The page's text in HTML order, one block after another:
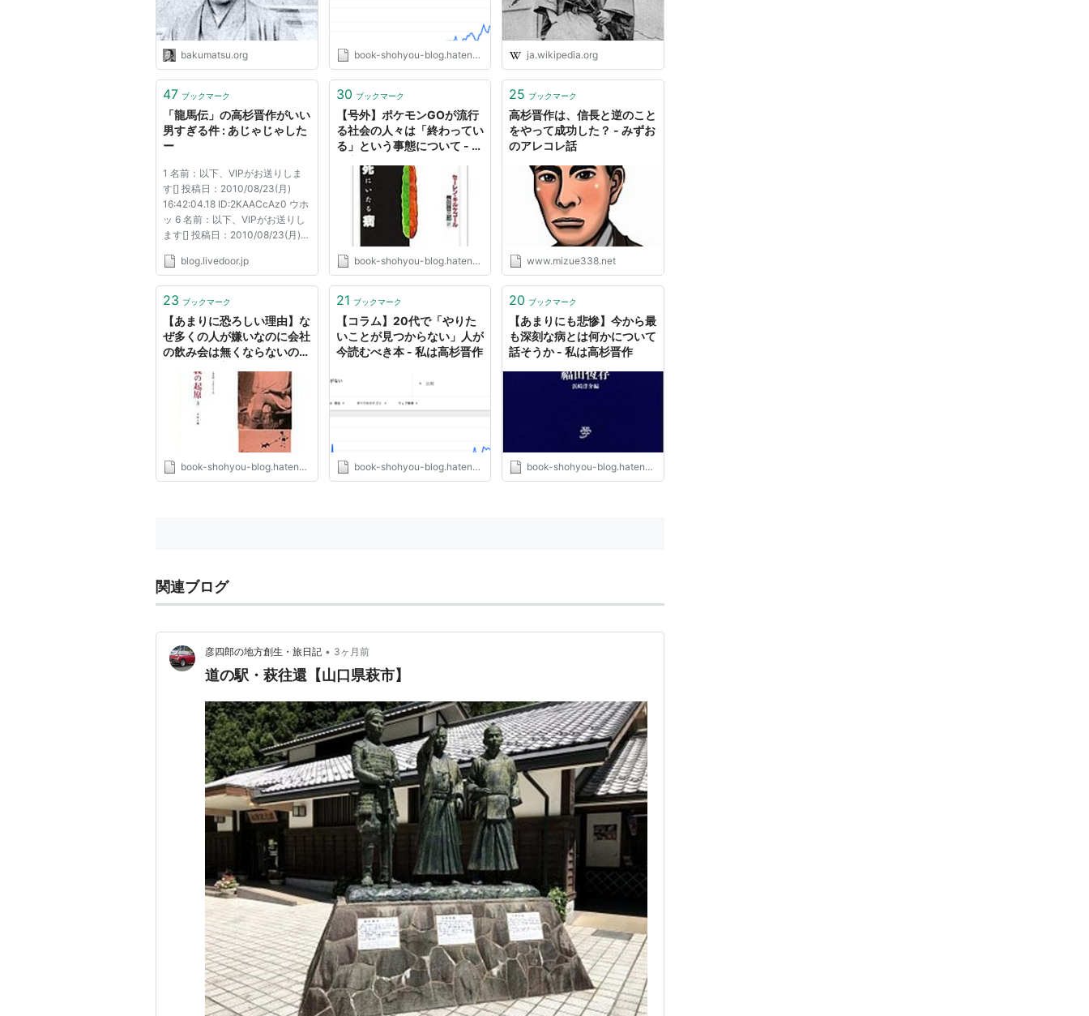
る気を重視したゲリラ部隊、奇兵隊を結成した。
しかしながら、正規軍は身分の低い奇兵隊を侮蔑していたし、奇兵隊士たちは大した実
力も持たない正規軍に従う気はまったくなかった。両者の間の溝は深まり、ついには衝
突。奇兵隊の生みの親である高杉は、奇兵隊を侮辱した正規軍に殴りこみをかけるとい
う事件に発展（教法寺事件）。事件の責任を取って、高杉は奇兵隊総督を解任される。
高杉が去った後の奇兵隊の中心となったのが、山県狂介 *6
や赤根武人らであった。
だが高杉は、孤立無援の中、クーデターを決行し、藩の世論を討幕に向かわせる。
*1:数え17歳。同じ頃、吉田松陰は黒船に密航しようと企てていた。
*2: 他に久坂玄瑞、吉田稔麿、入江九一
山田市之丞(顕義)なども同様であった。
*4:のちの伊藤博文。
*5 :のちの井上馨。もっとも、彼は松下村塾生ではない。
*6:のちの山県有朋
bakumatsu.org book-shohyou-blog.hatenablog.com ja.wikipedia.org
47 ブックマーク
「龍馬伝」の高杉晋作がいい
男すぎる件 : あじゃじゃした
ー
1 名前：以下、VIPがお送りしま
す[] 投稿日：2010/08/23(月)
16:42:04.18 ID:2KAACcAz0 ウホ
ッ 6 名前：以下、VIPがお送りし
ます[] 投稿日：2010/08/23(月)
くりした…俺の写真が流出したの
気みたいだね。高杉晋作は男前す
送...
blog.livedoor.jp
30 ブックマーク
【号外】ポケモンGOが流行
る社会の人々は「終わってい
る」という事態について - 私
book-shohyou-blog.hatenablog.com
25 ブックマーク
高杉晋作は、信長と逆のこと
をやって成功した？ - みずお
のアレコレ話
www.mizue338.net
23 ブックマーク
【あまりに恐ろしい理由】な
ぜ多くの人が嫌いなのに会社
の飲み会は無くならないの
book-shohyou-blog.hatenablog.com
21 ブックマーク
【コラム】20代で「やりた
いことが見つからない」人が
今読むべき本 - 私は高杉晋作
book-shohyou-blog.hatenablog.com
20 ブックマーク
【あまりにも悲惨】今から最
も深刻な病とは何かについて
話そうか - 私は高杉晋作
book-shohyou-blog.hatenablog.com
関連ブログ
彦四郎の地方創生・旅日記 • 3ヶ月前
道の駅・萩往還【山口県萩市】